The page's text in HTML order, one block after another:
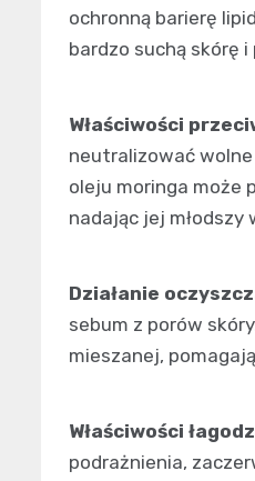
ochronną barierę
bardzo suchą skórę
Właściwości
neutralizować
oleju moringa może
nadając jej młodszy
Działanie
sebum z porów
mieszanej,
Właściwości
podrażnienia,